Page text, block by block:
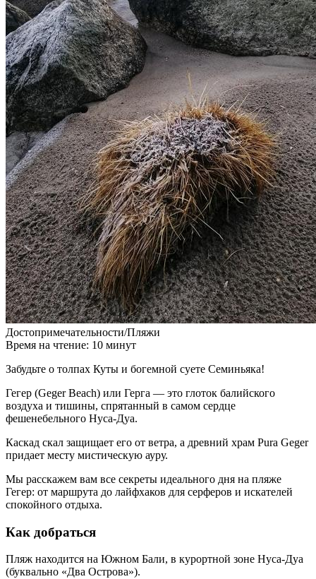
Достопримечательности/Пляжи
Время на чтение: 10 минут
Забудьте о толпах Куты и богемной суете Семиньяка!
Гегер (Geger Beach) или Герга — это глоток балийского
воздуха и тишины, спрятанный в самом сердце
фешенебельного Нуса-Дуа.
Каскад скал защищает его от ветра, а древний храм Pura Geger
придает месту мистическую ауру.
Мы расскажем вам все секреты идеального дня на пляже
Гегер: от маршрута до лайфхаков для серферов и искателей
спокойного отдыха.
Как добраться
Пляж находится на Южном Бали, в курортной зоне Нуса-Дуа
(буквально «Два Острова»).